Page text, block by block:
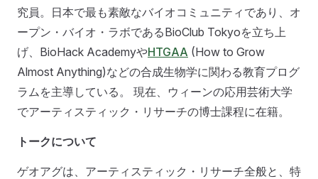
究員。日本で最も素敵なバイオコミュニティであり、オ
ープン・バイオ・ラボであるBioClub Tokyoを立ち上
げ、BioHack AcademyやHTGAA (How to Grow
Almost Anything)などの合成生物学に関わる教育プログ
ラムを主導している。 現在、ウィーンの応用芸術大学
でアーティスティック・リサーチの博士課程に在籍。
トークについて
ゲオアグは、アーティスティック・リサーチ全般と、特